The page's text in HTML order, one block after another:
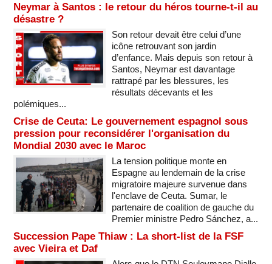
Neymar à Santos : le retour du héros tourne-t-il au
désastre ?
Son retour devait être celui d’une
icône retrouvant son jardin
d’enfance. Mais depuis son retour à
Santos, Neymar est davantage
rattrapé par les blessures, les
résultats décevants et les
polémiques...
Crise de Ceuta: Le gouvernement espagnol sous
pression pour reconsidérer l'organisation du
Mondial 2030 avec le Maroc
La tension politique monte en
Espagne au lendemain de la crise
migratoire majeure survenue dans
l'enclave de Ceuta. Sumar, le
partenaire de coalition de gauche du
Premier ministre Pedro Sánchez, a...
Succession Pape Thiaw : La short-list de la FSF
avec Vieira et Daf